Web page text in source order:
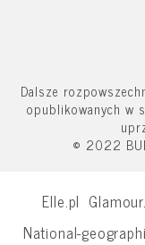
Dalsze
opublikowanych w
© 2022
Elle.pl
National-